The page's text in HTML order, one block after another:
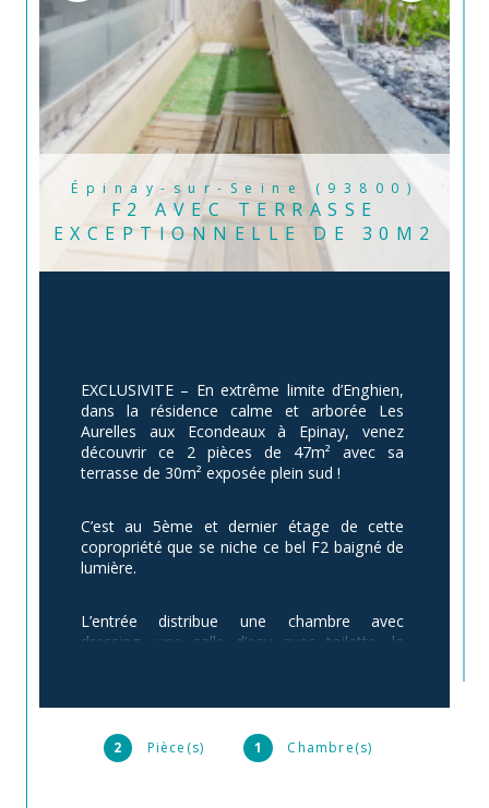
Épinay-sur-Seine (93800)
F2 AVEC TERRASSE
EXCEPTIONNELLE DE 30M2
2 Pièce(s) 1 Chambre(s)
EXCLUSIVITE – En extrême limite d’Enghien,
dans la résidence calme et arborée Les
Aurelles aux Econdeaux à Epinay, venez
découvrir ce 2 pièces de 47m² avec sa
terrasse de 30m² exposée plein sud !
C’est au 5ème et dernier étage de cette
copropriété que se niche ce bel F2 baigné de
lumière.
L’entrée distribue une chambre avec
dressing, une salle d’eau avec toilette, la
séjour de 24m².
Pièce maitresse de ce F2, le salon est baigné